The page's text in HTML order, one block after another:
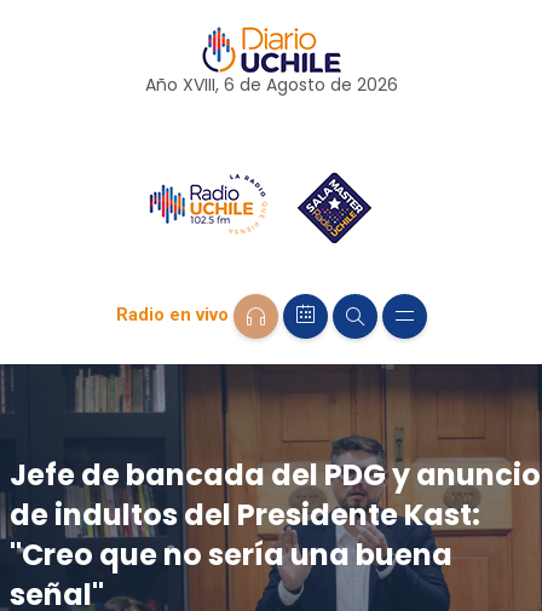
Año XVIII, 6 de Agosto de 2026
Radio en vivo
Jefe de bancada del PDG y anuncio
de indultos del Presidente Kast:
"Creo que no sería una buena
señal"